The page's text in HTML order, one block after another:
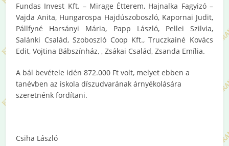
Fundas Invest Kft. – Mirage Étterem, Hajnalka Fagyizó –
Vajda Anita, Hungarospa Hajdúszoboszló, Kapornai Judit,
Pállfyné Harsányi Mária, Papp László, Pellei Szilvia,
Salánki Család, Szoboszló Coop Kft., Truczkainé Kovács
Edit, Vojtina Bábszínház, , Zsákai Család, Zsanda Emília.
A bál bevétele idén 872.000 Ft volt, melyet ebben a
tanévben az iskola díszudvarának árnyékolására
szeretnénk fordítani.
Csiha László